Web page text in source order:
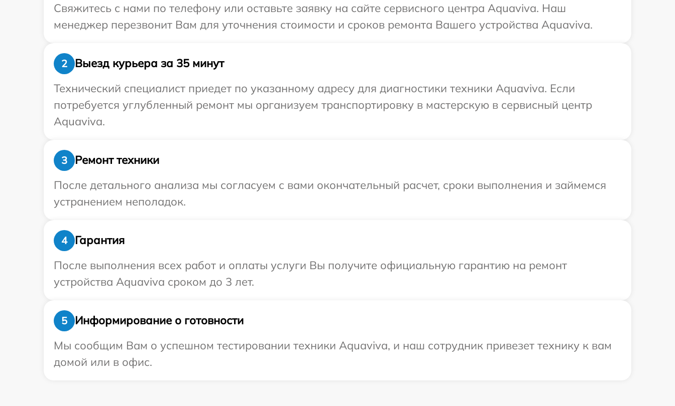
Свяжитесь с нами по телефону или оставьте заявку на сайте сервисного центра Aquaviva. Наш
менеджер перезвонит Вам для уточнения стоимости и сроков ремонта Вашего устройства Aquaviva.
2
Выезд курьера за 35 минут
Технический специалист приедет по указанному адресу для диагностики техники Aquaviva. Если
потребуется углубленный ремонт мы организуем транспортировку в мастерскую в сервисный центр
Aquaviva.
3
Ремонт техники
После детального анализа мы согласуем с вами окончательный расчет, сроки выполнения и займемся
устранением неполадок.
4
Гарантия
После выполнения всех работ и оплаты услуги Вы получите официальную гарантию на ремонт
устройства Aquaviva сроком до 3 лет.
5
Информирование о готовности
Мы сообщим Вам о успешном тестировании техники Aquaviva, и наш сотрудник привезет технику к вам
домой или в офис.